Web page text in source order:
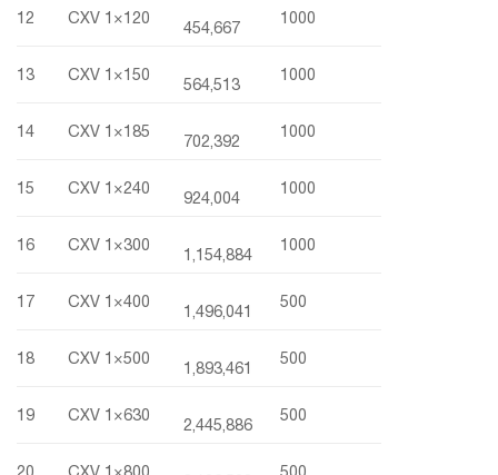
12 CXV 1×120
454,667
1000
13 CXV 1×150
564,513
1000
14 CXV 1×185
702,392
1000
15 CXV 1×240
924,004
1000
16 CXV 1×300
1,154,884
1000
17 CXV 1×400
1,496,041
500
18 CXV 1×500
1,893,461
500
19 CXV 1×630
2,445,886
500